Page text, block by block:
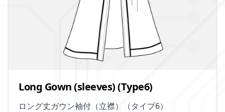
Long Gown (sleeves) (Type6)
ロング丈ガウン袖付（立襟）（タイプ6）